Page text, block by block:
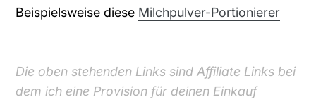
Beispielsweise diese Milchpulver-Portionierer
Die oben stehenden Links sind Affiliate Links bei
dem ich eine Provision für deinen Einkauf